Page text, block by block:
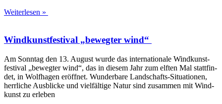
Weiterlesen »
Windkunstfestival „bewegter wind“
Am Sonn­tag den 13. August wur­de das inter­na­tio­na­le Wind­kunst­
fes­ti­val „beweg­ter wind“, das in die­sem Jahr zum elf­ten Mal statt­fin­
det, in Wolf­ha­gen eröff­net. Wun­der­ba­re Lan­d­­schafts-Situa­­tio­­nen,
herr­li­che Aus­bli­cke und viel­fäl­ti­ge Natur sind zusam­men mit Wind­
kunst zu erleben